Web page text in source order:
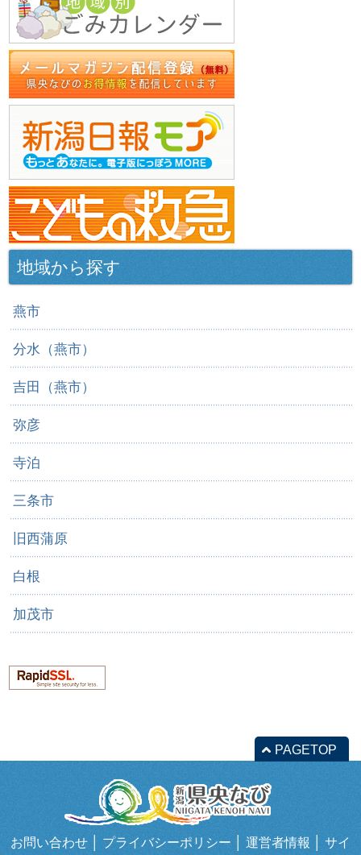
地域から探す
燕市
分水（燕市）
吉田（燕市）
弥彦
寺泊
三条市
旧西蒲原
白根
加茂市
PAGETOP
お問い合わせ プライバシーポリシー 運営者情報
サイ